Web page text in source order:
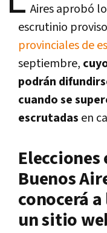
Aires aprobó
escrutinio
provinciales de
septiembre,
podrán
cuando se
escrutadas en
Buenos
conocerá
un sitio